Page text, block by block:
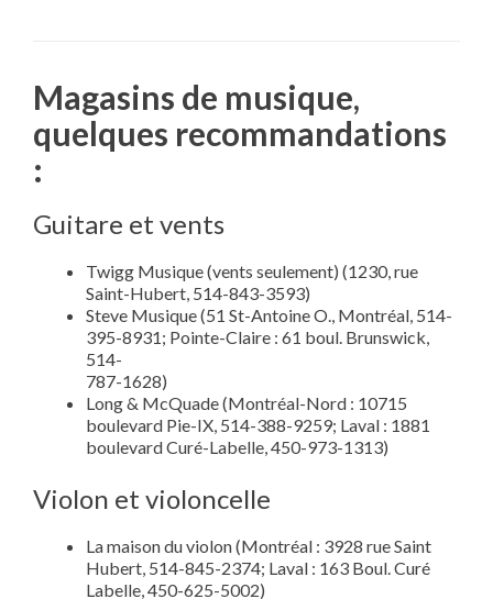
Magasins de musique,
quelques recommandations
:
Guitare et vents
Twigg Musique (vents seulement) (1230, rue
Saint-Hubert, 514-843-3593)
Steve Musique (51 St-Antoine O., Montréal, 514-
395-8931; Pointe-Claire : 61 boul. Brunswick,
514-
787-1628)
Long & McQuade (Montréal-Nord : 10715
boulevard Pie-IX, 514-388-9259; Laval : 1881
boulevard Curé-Labelle, 450-973-1313)
Violon et violoncelle
La maison du violon (Montréal : 3928 rue Saint
Hubert, 514-845-2374; Laval : 163 Boul. Curé
Labelle, 450-625-5002)